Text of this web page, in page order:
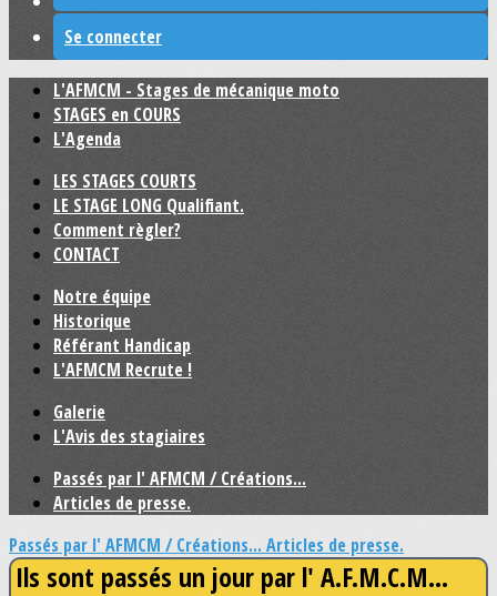
Se connecter
L'AFMCM - Stages de mécanique moto
STAGES en COURS
L'Agenda
LES STAGES COURTS
LE STAGE LONG Qualifiant.
Comment règler?
CONTACT
Notre équipe
Historique
Référant Handicap
L'AFMCM Recrute !
Galerie
L'Avis des stagiaires
Passés par l' AFMCM / Créations...
Articles de presse.
Passés par l' AFMCM / Créations... Articles de presse.
Ils sont passés un jour par l' A.F.M.C.M...